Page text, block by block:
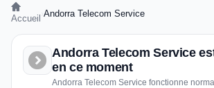
Accueil Andorra Telecom Service
Andorra Telecom Service
en ce moment
Andorra Telecom Service fonctionne